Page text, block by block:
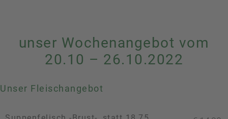
unser Wochenangebot vom
20.10 – 26.10.2022
Unser Fleischangebot